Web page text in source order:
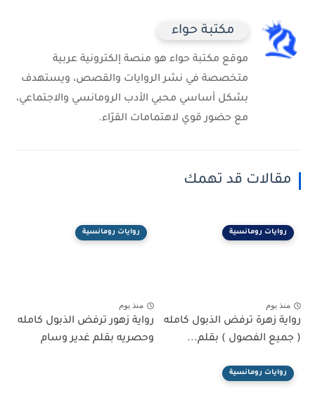
مكتبة حواء
موقع مكتبة حواء هو منصة إلكترونية عربية
متخصصة في نشر الروايات والقصص، ويستهدف
بشكل أساسي محبي الأدب الرومانسي والاجتماعي،
مع حضور قوي لاهتمامات القرّاء.
مقالات قد تهمك
روايات رومانسية
منذ يوم
رواية زهرة ترفض الذبول كامله
( جميع الفصول ) بقلم...
روايات رومانسية
منذ يوم
رواية زهور ترفض الذبول كامله
وحصريه بقلم غدير وسام
روايات رومانسية